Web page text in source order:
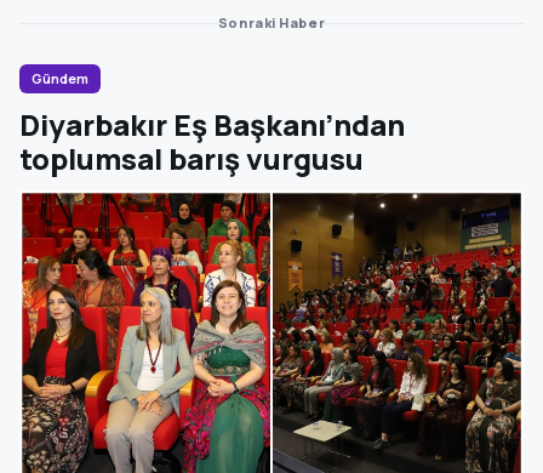
Sonraki Haber
Gündem
Diyarbakır Eş Başkanı’ndan
toplumsal barış vurgusu